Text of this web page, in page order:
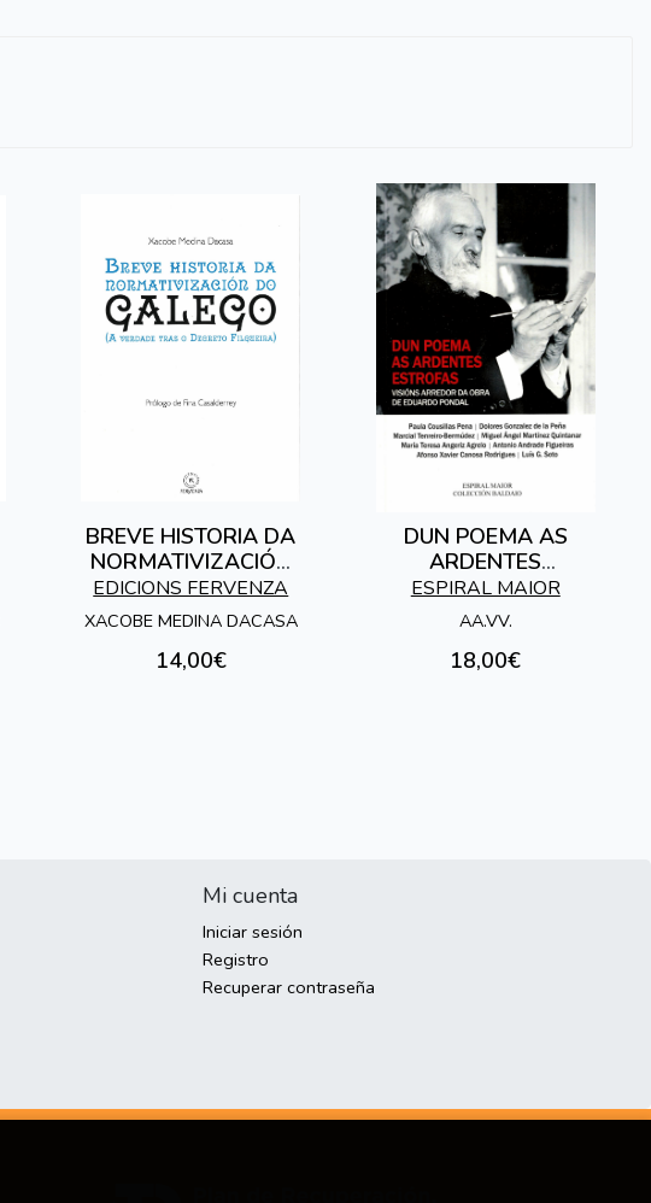
BREVE HISTORIA DA
NORMATIVIZACIÓN
DO GALEGO
EDICIONS FERVENZA
XACOBE MEDINA DACASA
14,00€
DUN POEMA AS
ARDENTES
ESTROFAS
ESPIRAL MAIOR
AA.VV.
18,00€
Mi cuenta
Iniciar sesión
Registro
Recuperar contraseña